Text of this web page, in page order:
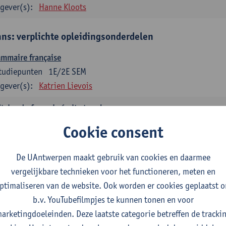
Hanne Kloots
verplichte opleidingsonderdelen
française
1E/2E SEM
Katrien Lievois
du français écrit et oral
Katrien Lievois Isa Van Acker
genres, discours en langue française
1E/2E SEM
studiepunten
Kris Peeters
verplichte opleidingsonderdelen
Cookie consent
De UAntwerpen maakt gebruik van cookies en daarmee
vergelijkbare technieken voor het functioneren, meten en
van de website. Ook worden er cookies geplaatst
b.v. YouTubefilmpjes te kunnen tonen en voor
Deze laatste categorie betreffen de